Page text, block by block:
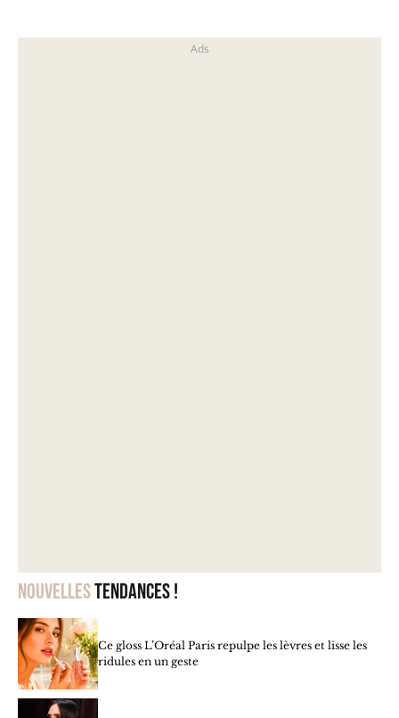
Nouvellestendances !
Ce gloss L’Oréal Paris repulpe les lèvres et lisse les
ridules en un geste